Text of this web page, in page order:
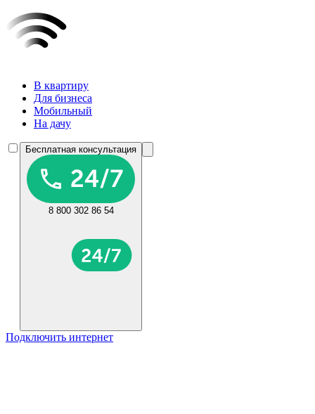
В квартиру
Для бизнеса
Мобильный
На дачу
Бесплатная консультация
8 800 302 86 54
Подключить интернет